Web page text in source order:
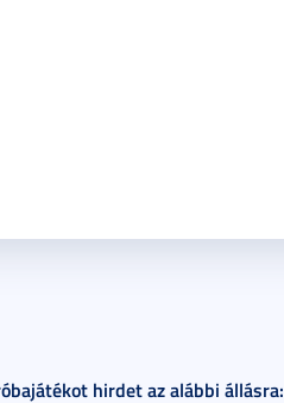
hirdet az alábbi állásra: